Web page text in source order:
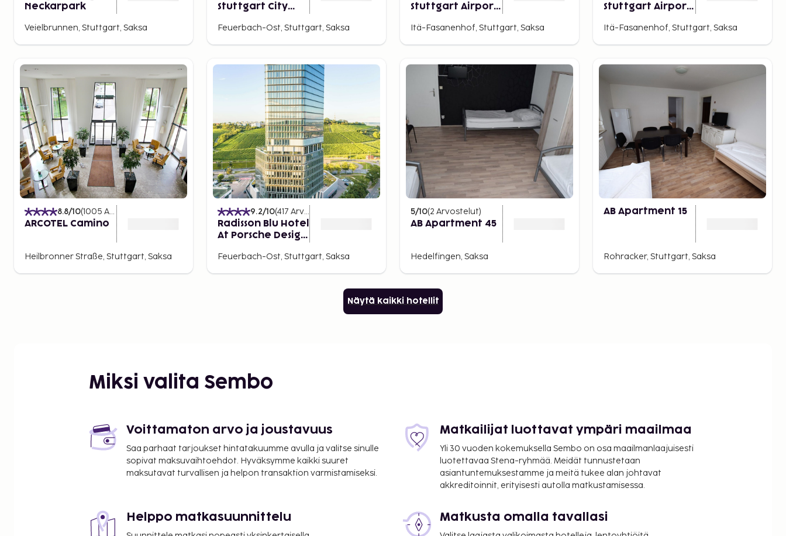
Neckarpark
Veielbrunnen, Stuttgart, Saksa
Stuttgart City
Feuerbach-Ost, Stuttgart, Saksa
Stuttgart Airport
Itä-Fasanenhof, Stuttgart, Saksa
Stuttgart Airport
Itä-Fasanenhof, Stuttgart, Saksa
8.8/10(1005 Arvostelut
ARCOTEL Camino
Heilbronner Straße, Stuttgart, Saksa
9.2/10(417 Arvostelut
Radisson Blu Hotel
At Porsche Design
Feuerbach-Ost, Stuttgart, Saksa
5/10(2 Arvostelut)
AB Apartment 45
Hedelfingen, Saksa
AB Apartment 15
Rohracker, Stuttgart, Saksa
Näytä kaikki hotellit
Miksi valita Sembo
Voittamaton arvo ja joustavuus
Saa parhaat tarjoukset hintatakuumme avulla ja valitse sinulle
sopivat maksuvaihtoehdot. Hyväksymme kaikki suuret
maksutavat turvallisen ja helpon transaktion varmistamiseksi.
Matkailijat luottavat ympäri maailmaa
Yli 30 vuoden kokemuksella Sembo on osa maailmanlaajuisesti
luotettavaa Stena-ryhmää. Meidät tunnustetaan
asiantuntemuksestamme ja meitä tukee alan johtavat
akkreditoinnit, erityisesti autolla matkustamisessa.
Helppo matkasuunnittelu Matkusta omalla tavallasi